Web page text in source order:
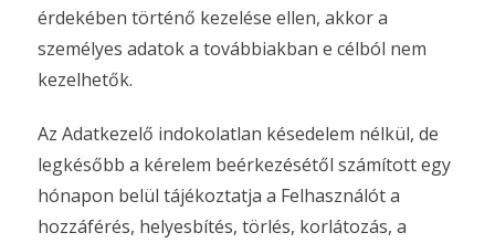
érdekében történő kezelése ellen, akkor a
személyes adatok a továbbiakban e célból nem
kezelhetők.
Az Adatkezelő indokolatlan késedelem nélkül, de
legkésőbb a kérelem beérkezésétől számított egy
hónapon belül tájékoztatja a Felhasználót a
hozzáférés, helyesbítés, törlés, korlátozás, a